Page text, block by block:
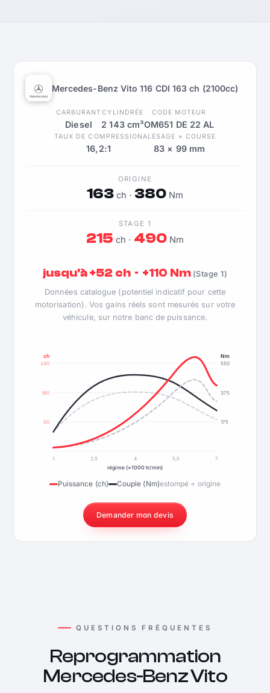
Mercedes-Benz Vito 116 CDI 163 ch (2100cc)
CARBURANT
Diesel
CYLINDRÉE
2 143 cm³
CODE MOTEUR
OM651 DE 22 AL
TAUX DE COMPRESSION
16,2:1
ALÉSAGE × COURSE
83 × 99 mm
ORIGINE
163 ch · 380Nm
STAGE 1
215 ch · 490Nm
jusqu'à +52 ch · +110 Nm (Stage 1)
Données catalogue (potentiel indicatif pour cette
motorisation). Vos gains réels sont mesurés sur votre
véhicule, sur notre banc de puissance.
80
160
240
175
375
550
ch Nm
1 2,5 4 5,5
7
régime (×1000 tr/min)
Puissance (ch) Couple (Nm)estompé = origine
Demander mon devis
QUESTIONS FRÉQUENTES
Reprogrammation
Mercedes-Benz Vito